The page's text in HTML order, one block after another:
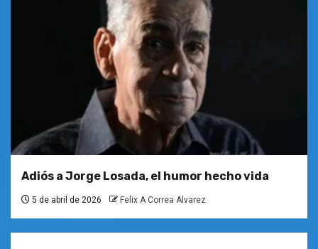
Adiós a Jorge Losada, el humor hecho vida
5 de abril de 2026 Felix A Correa Alvarez